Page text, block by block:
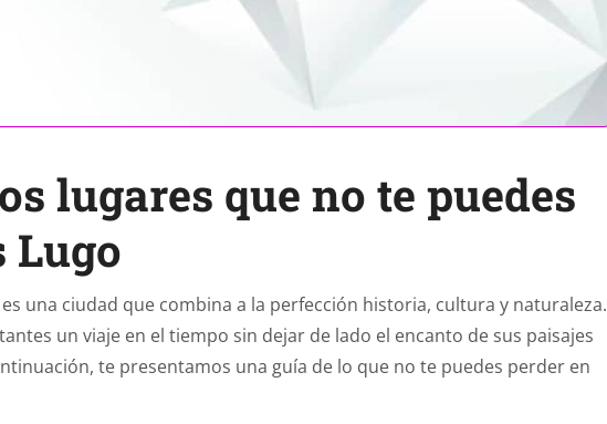
lugares que no te puedes
Lugo
una ciudad que combina a la perfección historia, cultura y naturaleza.
un viaje en el tiempo sin dejar de lado el encanto de sus paisajes
te presentamos una guía de lo que no te puedes perder en